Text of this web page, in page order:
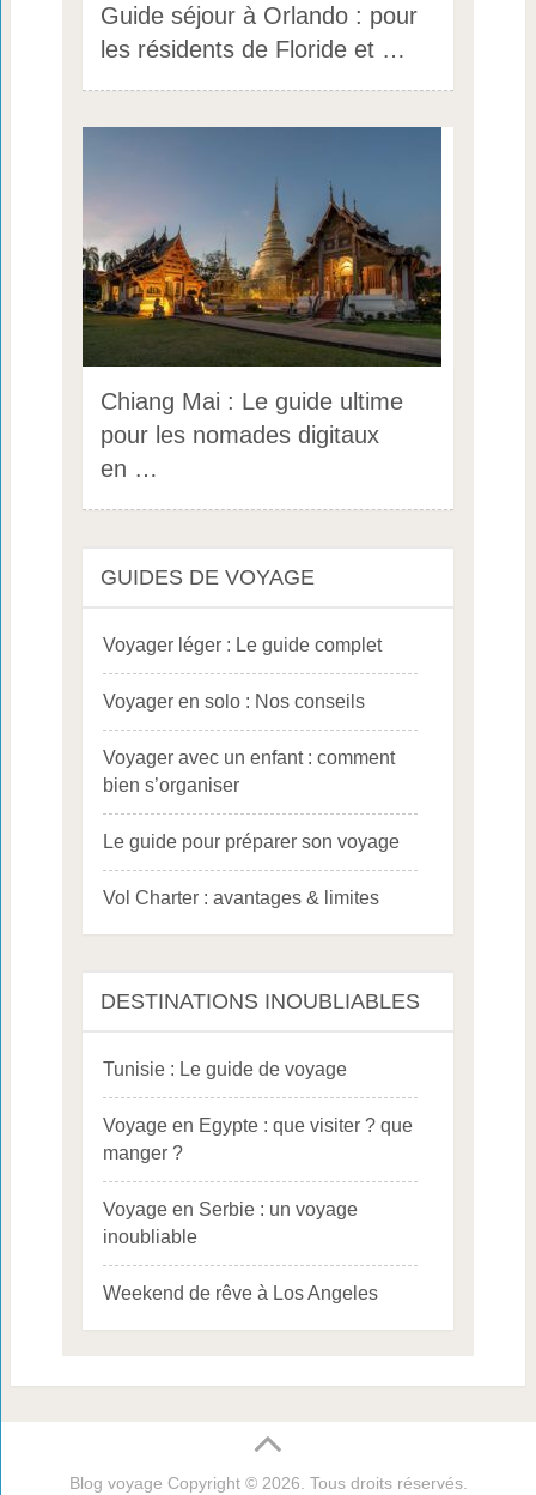
Guide séjour à Orlando : pour
les résidents de Floride et …
Chiang Mai : Le guide ultime
pour les nomades digitaux
en …
GUIDES DE VOYAGE
Voyager léger : Le guide complet
Voyager en solo : Nos conseils
Voyager avec un enfant : comment
bien s’organiser
Le guide pour préparer son voyage
Vol Charter : avantages & limites
DESTINATIONS INOUBLIABLES
Tunisie : Le guide de voyage
Voyage en Egypte : que visiter ? que
manger ?
Voyage en Serbie : un voyage
inoubliable
Weekend de rêve à Los Angeles
Blog voyage Copyright © 2026. Tous droits réservés.